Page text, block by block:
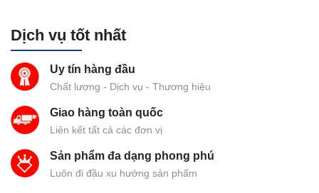
Dịch vụ tốt nhất
Uy tín hàng đầu
Chất lượng - Dịch vụ - Thương hiệu
Giao hàng toàn quốc
Liên kết tất cả các đơn vị
Sản phẩm đa dạng phong phú
Luôn đi đầu xu hướng sản phẩm